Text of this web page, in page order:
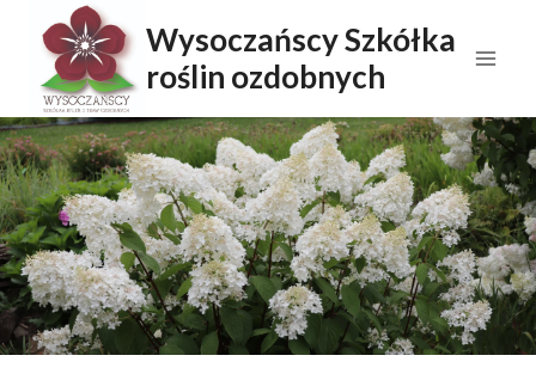
Wysoczańscy Szkółka
roślin ozdobnych